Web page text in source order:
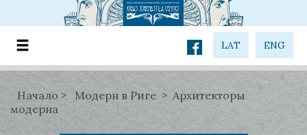
LAT ENG
Начало Модерн в Риге
Архитекторы
модерна